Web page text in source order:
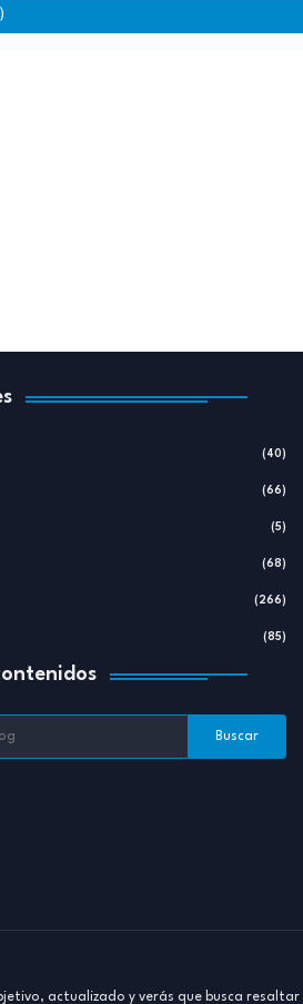
(40)
(66)
(5)
(68)
(266)
(85)
actualizado y verás que busca resaltar